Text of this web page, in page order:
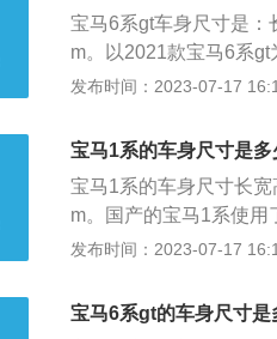
宝马6系gt车身尺寸是：
m。以2021款宝马6系
马6系gt前悬架是双叉臂
与其匹配的是8挡手自一
发布时间：2023-07-17
宝马1系的车身尺寸是多
宝马1系的车身尺寸长
m。国产的宝马1系使用
本的宝马1系使用了1.5
较大的。宝马是德国汽
型，1、2、3等系列以
发布时间：2023-07-17
宝马6系gt的车身尺寸是